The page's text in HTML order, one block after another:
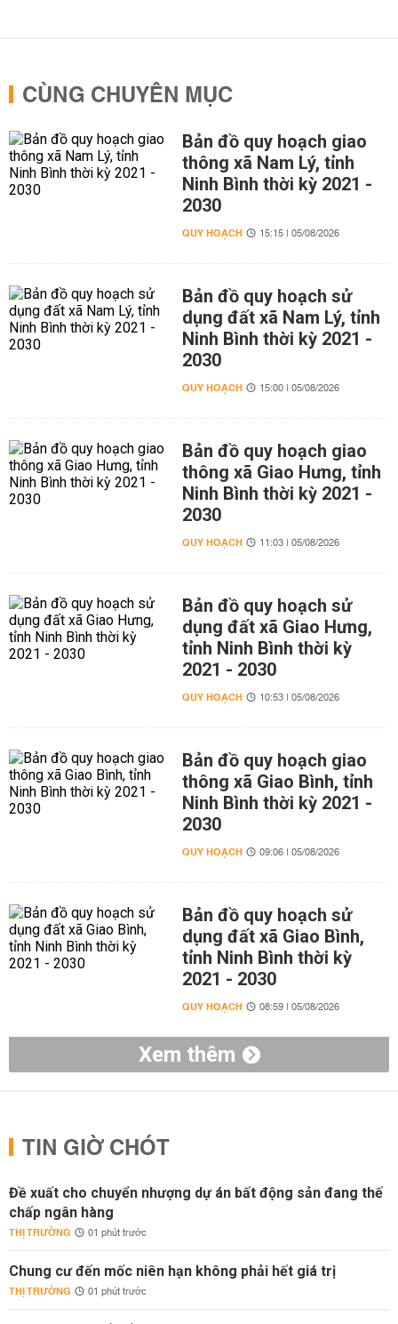
CÙNG CHUYÊN MỤC
Bản đồ quy hoạch giao
thông xã Nam Lý, tỉnh
Ninh Bình thời kỳ 2021 -
2030
QUY HOẠCH 15:15 | 05/08/2026
Bản đồ quy hoạch sử
dụng đất xã Nam Lý, tỉnh
Ninh Bình thời kỳ 2021 -
2030
QUY HOẠCH 15:00 | 05/08/2026
Bản đồ quy hoạch giao
thông xã Giao Hưng, tỉnh
Ninh Bình thời kỳ 2021 -
2030
QUY HOẠCH 11:03 | 05/08/2026
Bản đồ quy hoạch sử
dụng đất xã Giao Hưng,
tỉnh Ninh Bình thời kỳ
2021 - 2030
QUY HOẠCH 10:53 | 05/08/2026
Bản đồ quy hoạch giao
thông xã Giao Bình, tỉnh
Ninh Bình thời kỳ 2021 -
2030
QUY HOẠCH 09:06 | 05/08/2026
Bản đồ quy hoạch sử
dụng đất xã Giao Bình,
tỉnh Ninh Bình thời kỳ
2021 - 2030
QUY HOẠCH 08:59 | 05/08/2026
Xem thêm
TIN GIỜ CHÓT
Đề xuất cho chuyển nhượng dự án bất động sản đang thế
chấp ngân hàng
THỊ TRƯỜNG 01 phút trước
Chung cư đến mốc niên hạn không phải hết giá trị
THỊ TRƯỜNG 01 phút trước